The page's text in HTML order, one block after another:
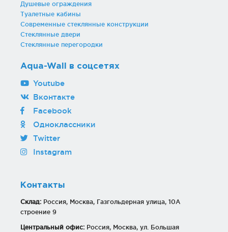
Душевые ограждения
Туалетные кабины
Современные стеклянные конструкции
Стеклянные двери
Стеклянные перегородки
Aqua-Wall в соцсетях
Youtube
Вконтакте
Facebook
Одноклассники
Twitter
Instagram
Контакты
Склад: Россия, Москва, Газгольдерная улица, 10А
строение 9
Центральный офис: Россия, Москва, ул. Большая